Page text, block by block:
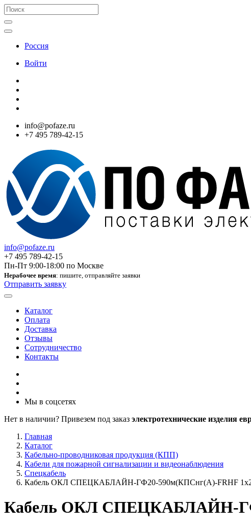
Россия
Войти
info@pofaze.ru
+7 495 789-42-15
info@pofaze.ru
+7 495 789-42-15
Пн-Пт 9:00-18:00 по Москве
Нерабочее время: пишите, отправляйте заявки
Отправить заявку
Каталог
Оплата
Доставка
Отзывы
Сотрудничество
Контакты
Мы в соцсетях
Нет в наличии? Привезем под заказ электротехнические изделия
Главная
Каталог
Кабельно-проводниковая продукция (КПП)
Кабели для пожарной сигнализации и видеонаблюдения
Спецкабель
Кабель ОКЛ СПЕЦКАБЛАЙН-ГФ20-590м(КПСнг(А)-FRHF
Кабель ОКЛ СПЕЦКАБЛАЙН-